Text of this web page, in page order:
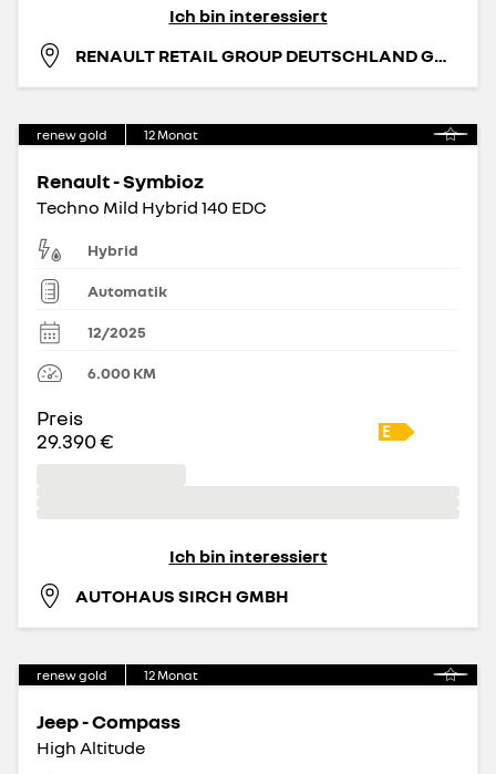
Ich bin interessiert
RENAULT RETAIL GROUP DEUTSCHLAND GMBH
renew gold 12Monat
Renault - Symbioz
Techno Mild Hybrid 140 EDC
Hybrid
Automatik
12/2025
6.000KM
Preis
29.390 €
Ich bin interessiert
AUTOHAUS SIRCH GMBH
renew gold 12Monat
Jeep - Compass
High Altitude